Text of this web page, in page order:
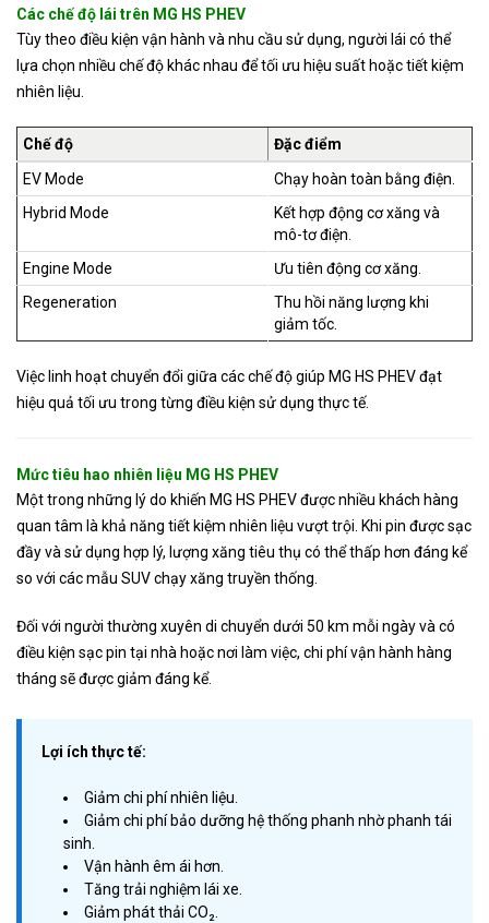
Các chế độ lái trên MG HS PHEV
Tùy theo điều kiện vận hành và nhu cầu sử dụng, người lái có thể
lựa chọn nhiều chế độ khác nhau để tối ưu hiệu suất hoặc tiết kiệm
nhiên liệu.
Chế độ
Đặc điểm
EV Mode
Chạy hoàn toàn bằng điện.
Hybrid Mode
Kết hợp động cơ xăng và
mô-tơ điện.
Engine Mode
Ưu tiên động cơ xăng.
Regeneration
Thu hồi năng lượng khi
giảm tốc.
Việc linh hoạt chuyển đổi giữa các chế độ giúp MG HS PHEV đạt
hiệu quả tối ưu trong từng điều kiện sử dụng thực tế.
Mức tiêu hao nhiên liệu MG HS PHEV
Một trong những lý do khiến MG HS PHEV được nhiều khách hàng
quan tâm là khả năng tiết kiệm nhiên liệu vượt trội. Khi pin được sạc
đầy và sử dụng hợp lý, lượng xăng tiêu thụ có thể thấp hơn đáng kể
so với các mẫu SUV chạy xăng truyền thống.
Đối với người thường xuyên di chuyển dưới 50 km mỗi ngày và có
điều kiện sạc pin tại nhà hoặc nơi làm việc, chi phí vận hành hàng
tháng sẽ được giảm đáng kể.
Lợi ích thực tế:
Giảm chi phí nhiên liệu.
Giảm chi phí bảo dưỡng hệ thống phanh nhờ phanh tái
sinh.
Vận hành êm ái hơn.
Tăng trải nghiệm lái xe.
Giảm phát thải CO₂.